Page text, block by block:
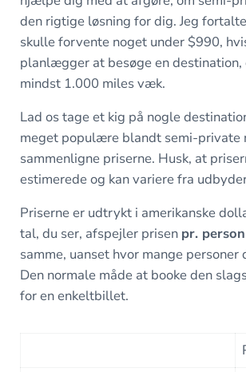
den rigtige løsning for dig. Jeg
skulle forvente noget under $990,
planlægger at besøge en
mindst 1.000 miles væk.
Lad os tage et kig på nogle
meget populære blandt semi-private
sammenligne priserne. Husk, at
estimerede og kan variere fra
Priserne er udtrykt i amerikanske
tal, du ser, afspejler prisen pr. person
samme, uanset hvor mange personer
Den normale måde at booke den
for en enkeltbillet.